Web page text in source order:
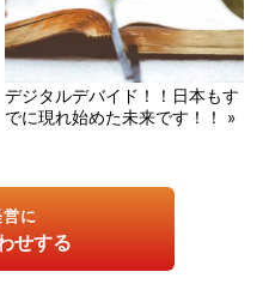
デジタルデバイド！！日本もす
でに現れ始めた未来です！！ »
に
せする